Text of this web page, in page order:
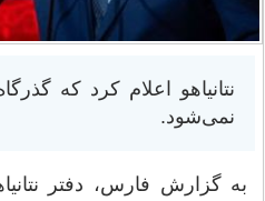
نتانیاهو اعلام کرد که
نمی‌شود.
به گزارش فارس، دفتر